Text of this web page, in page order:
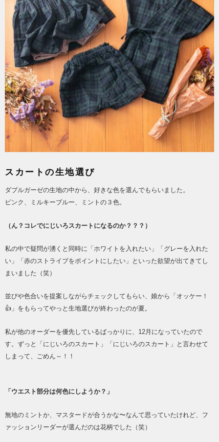
スカートの生地選び
ダブルガーゼの生地の中から、好きな色を選んでもらいました。
ピンク、ミルキーブルー、ミントの３色。
（ん？コレでにじいろスカートになるのか？？？）
私の中で疑問が湧くと同時に「ホワイトを入れたい」「グレーを入れた
い」「赤のストライプをポイントにしたい」といった欲望が出てきてし
まいました（笑）
並びや色合いを提案しながらチェックしてもらい、娘から「オッケー！
👍」をもらってやっと生地選びが終わったのが夏。
私が他のオーダーを優先しているばっかりに、 12 月になっていたので
す。ずっと「にじいろのスカート」「にじいろのスカート」と言わせて
しまって、ごめん～！！
「ウエスト部分は何色にしようか？」
無地のミントか、マスタードが合うかな〜なんて思っていたけれど、フ
ァッションリーダーが選んだのは花柄でした（笑）